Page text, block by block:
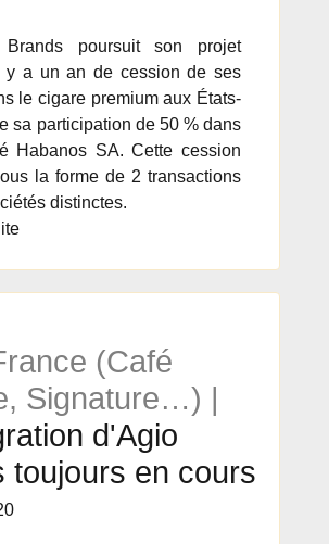
Brands poursuit son projet
y a un an de cession de ses
le cigare premium aux États-
sa participation de 50 % dans
Habanos SA. Cette cession
la forme de 2 transactions
distinctes.
(Café
Signature…) |
d'Agio
toujours en cours